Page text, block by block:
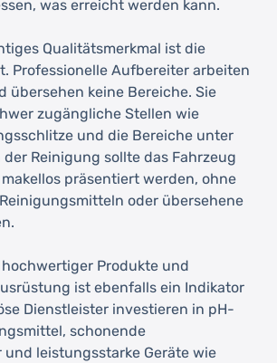
was erreicht werden kann.
Qualitätsmerkmal ist die
Professionelle Aufbereiter arbeiten
übersehen keine Bereiche. Sie
zugängliche Stellen wie
und die Bereiche unter
Reinigung sollte das Fahrzeug
präsentiert werden, ohne
oder übersehene
Produkte und
ist ebenfalls ein Indikator
Dienstleister investieren in pH-
schonende
leistungsstarke Geräte wie